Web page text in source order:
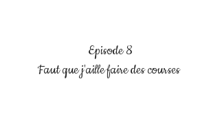
Episode 8
Faut que j'aille faire des courses